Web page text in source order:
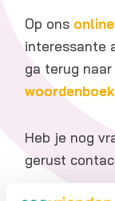
Op ons
interessante
ga terug naar
woordenboek
Heb je nog
gerust